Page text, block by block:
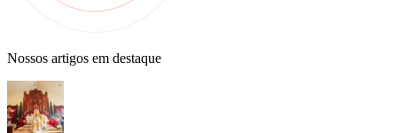
Nossos artigos em destaque